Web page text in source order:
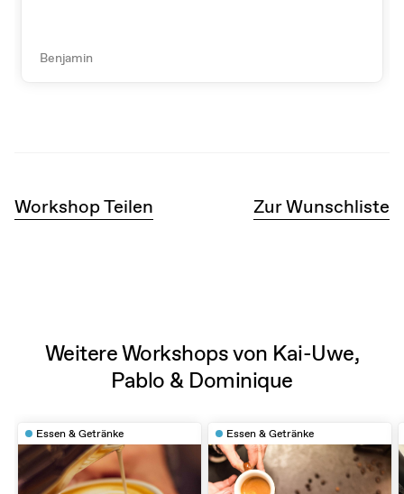
Benjamin
Workshop Teilen Zur Wunschliste
Weitere Workshops von Kai-Uwe,
Pablo & Dominique
Essen & Getränke Essen & Getränke